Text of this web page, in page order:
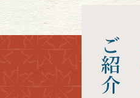
ご紹介